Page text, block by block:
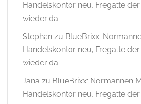
Handelskontor neu, Fregatte
wieder da
Stephan zu BlueBrixx:
Handelskontor neu, Fregatte
wieder da
Jana zu BlueBrixx: Normannen
Handelskontor neu, Fregatte